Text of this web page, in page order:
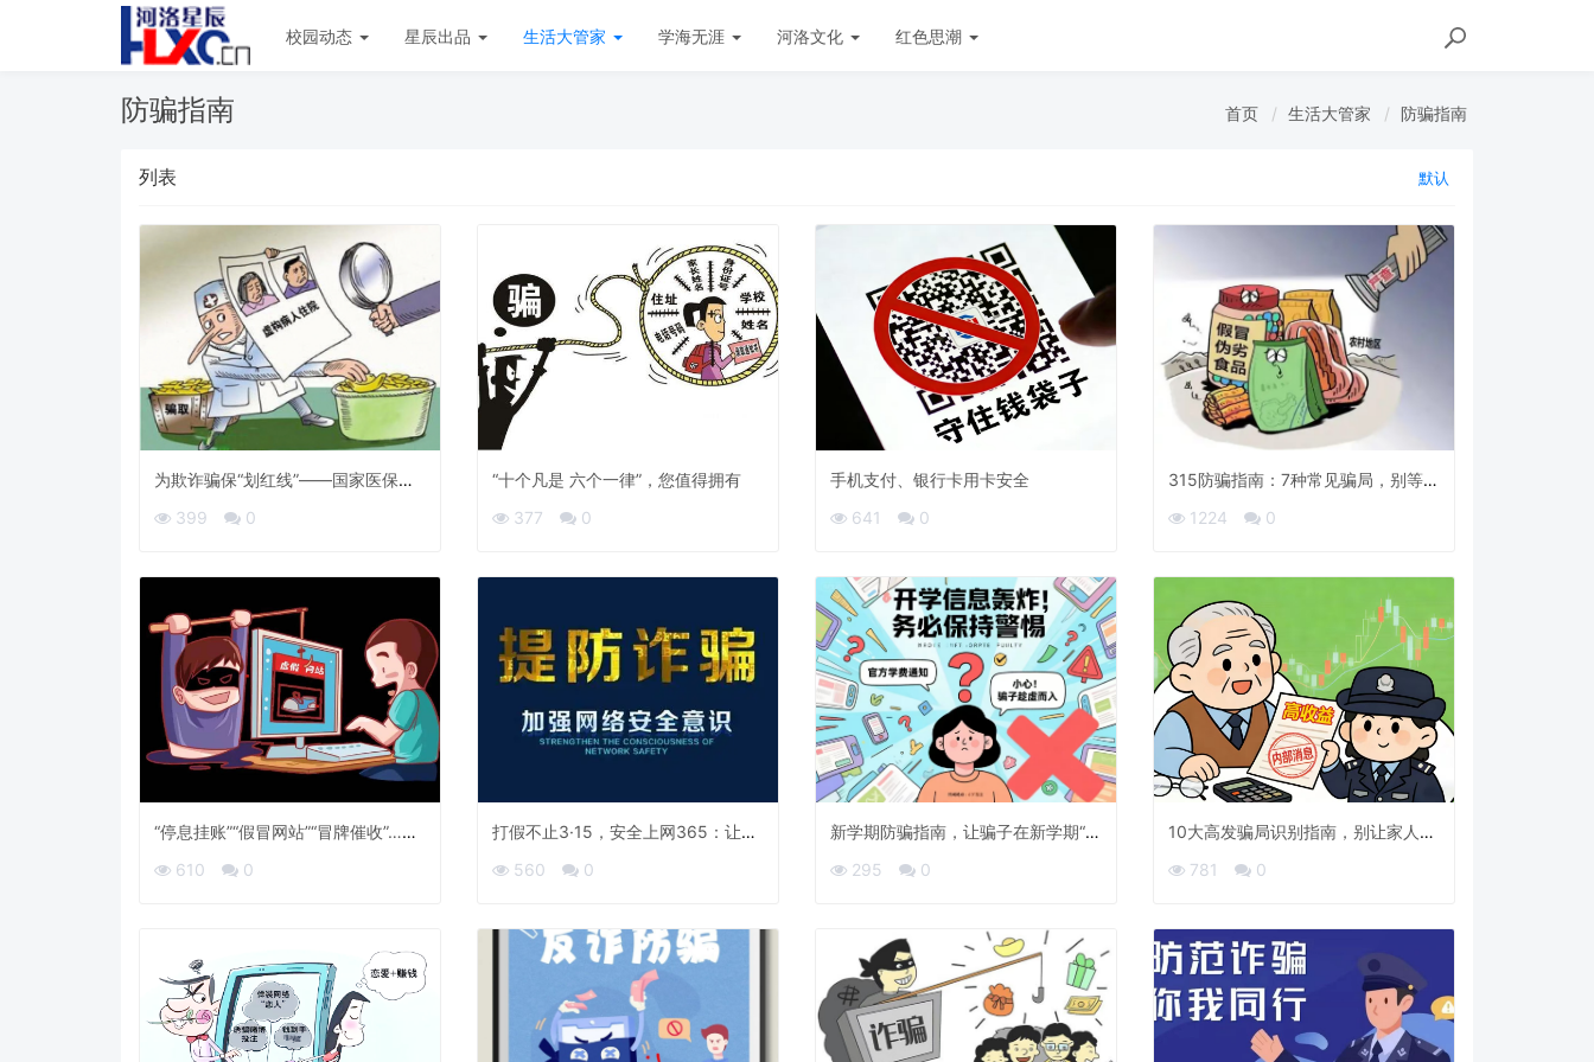
校园动态 星辰出品 生活大管家 学海无涯 河洛文化 红色思潮
防骗指南 首页 生活大管家 防骗指南
列表 默认
为欺诈骗保“划红线”——国家医保局
解读医保基金监管新规
399 0
“十个凡是 六个一律”，您值得拥有
377
0
手机支付、银行卡用卡安全
641
0
315防骗指南：7种常见骗局，别等被
骗才知道
1224 0
“停息挂账”“假冒网站”“冒牌催收”……
这些贷款虚假营销如何识别？
610 0
打假不止3·15，安全上网365：让每
一天都是“消费者权益日”
560 0
新学期防骗指南，让骗子在新学期“失
295 0
10大高发骗局识别指南，别让家人踩
781 0